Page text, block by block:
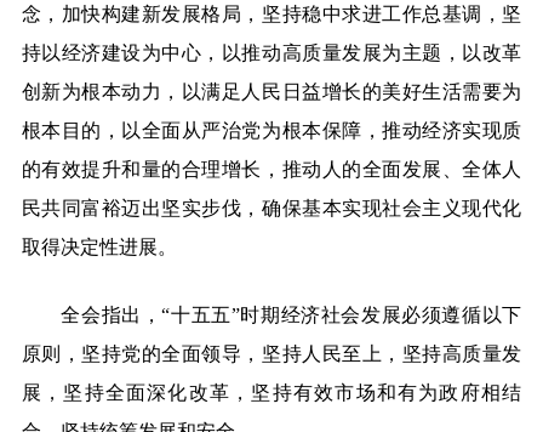
念，加快构建新发展格局，坚持稳中求进工作总基调，坚
持以经济建设为中心，以推动高质量发展为主题，以改革
创新为根本动力，以满足人民日益增长的美好生活需要为
根本目的，以全面从严治党为根本保障，推动经济实现质
的有效提升和量的合理增长，推动人的全面发展、全体人
民共同富裕迈出坚实步伐，确保基本实现社会主义现代化
取得决定性进展。
全会指出，“十五五”时期经济社会发展必须遵循以下
原则，坚持党的全面领导，坚持人民至上，坚持高质量发
展，坚持全面深化改革，坚持有效市场和有为政府相结